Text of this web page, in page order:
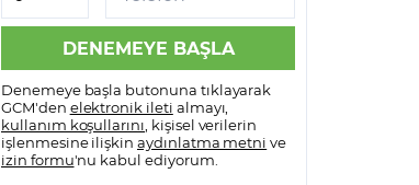
Denemeye başla butonuna tıklayarak
GCM'den elektronik ileti almayı,
kullanım koşullarını , kişisel verilerin
işlenmesine ilişkin aydınlatma metni ve
izin formu'nu kabul ediyorum.